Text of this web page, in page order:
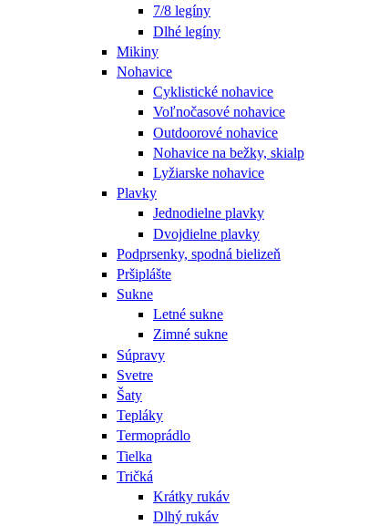
7/8 legíny
Dlhé legíny
Mikiny
Nohavice
Cyklistické nohavice
Voľnočasové nohavice
Outdoorové nohavice
Nohavice na bežky, skialp
Lyžiarske nohavice
Plavky
Jednodielne plavky
Dvojdielne plavky
Podprsenky, spodná bielizeň
Pršiplášte
Sukne
Letné sukne
Zimné sukne
Súpravy
Svetre
Šaty
Tepláky
Termoprádlo
Tielka
Tričká
Krátky rukáv
Dlhý rukáv